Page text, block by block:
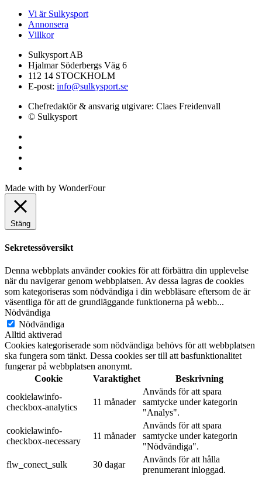
Vi är Sulkysport
Annonsera
Villkor
Sulkysport AB
Hjalmar Söderbergs Väg 6
112 14 STOCKHOLM
E-post: info@sulkysport.se
Chefredaktör & ansvarig utgivare: Claes Freidenvall
© Sulkysport
Made with by WonderFour
Stäng
Sekretessöversikt
Denna webbplats använder cookies för att förbättra din upplevelse
när du navigerar genom webbplatsen. Av dessa lagras de cookies
som kategoriseras som nödvändiga i din webbläsare eftersom de är
väsentliga för att de grundläggande funktionerna på webb...
Nödvändiga
Nödvändiga
Alltid aktiverad
Cookies kategoriserade som nödvändiga behövs för att webbplatsen
ska fungera som tänkt. Dessa cookies ser till att basfunktionalitet
fungerar på webbplatsen anonymt.
Cookie
Varaktighet
Beskrivning
cookielawinfo-
checkbox-analytics
11 månader
Används för att spara
samtycke under kategorin
"Analys".
cookielawinfo-
checkbox-necessary
11 månader
Används för att spara
samtycke under kategorin
"Nödvändiga".
flw_conect_sulk
30 dagar
Används för att hålla
prenumerant inloggad.